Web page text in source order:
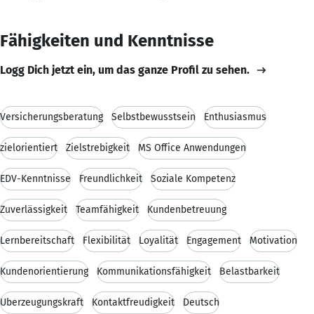
Fähigkeiten und Kenntnisse
Logg Dich jetzt ein, um das ganze Profil zu sehen.
Versicherungsberatung Selbstbewusstsein Enthusiasmus
zielorientiert Zielstrebigkeit MS Office Anwendungen
EDV-Kenntnisse Freundlichkeit Soziale Kompetenz
Zuverlässigkeit Teamfähigkeit Kundenbetreuung
Lernbereitschaft Flexibilität Loyalität Engagement Motivation
Kundenorientierung Kommunikationsfähigkeit Belastbarkeit
Überzeugungskraft Kontaktfreudigkeit Deutsch